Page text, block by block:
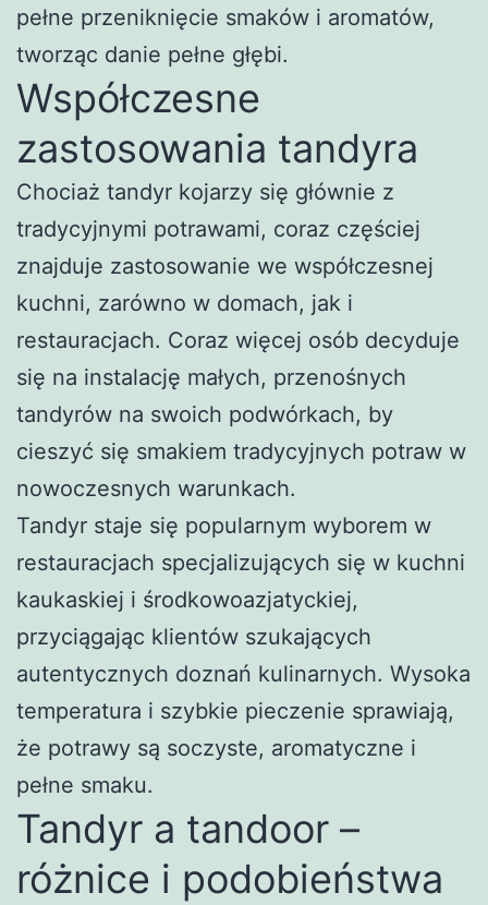
pełne przeniknięcie smaków i aromatów,
tworząc danie pełne głębi.
Współczesne
zastosowania tandyra
Chociaż tandyr kojarzy się głównie z
tradycyjnymi potrawami, coraz częściej
znajduje zastosowanie we współczesnej
kuchni, zarówno w domach, jak i
restauracjach. Coraz więcej osób decyduje
się na instalację małych, przenośnych
tandyrów na swoich podwórkach, by
cieszyć się smakiem tradycyjnych potraw w
nowoczesnych warunkach.
Tandyr staje się popularnym wyborem w
restauracjach specjalizujących się w kuchni
kaukaskiej i środkowoazjatyckiej,
przyciągając klientów szukających
autentycznych doznań kulinarnych. Wysoka
temperatura i szybkie pieczenie sprawiają,
że potrawy są soczyste, aromatyczne i
pełne smaku.
Tandyr a tandoor –
różnice i podobieństwa